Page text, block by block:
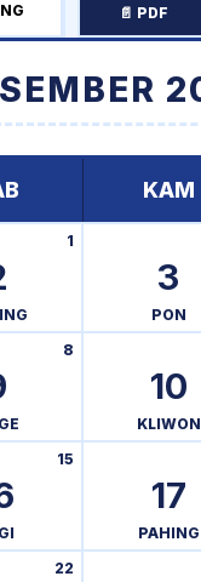
📄 PDF
KAM
1
3
PON
8
10
KLIWON
15
17
PAHING
22